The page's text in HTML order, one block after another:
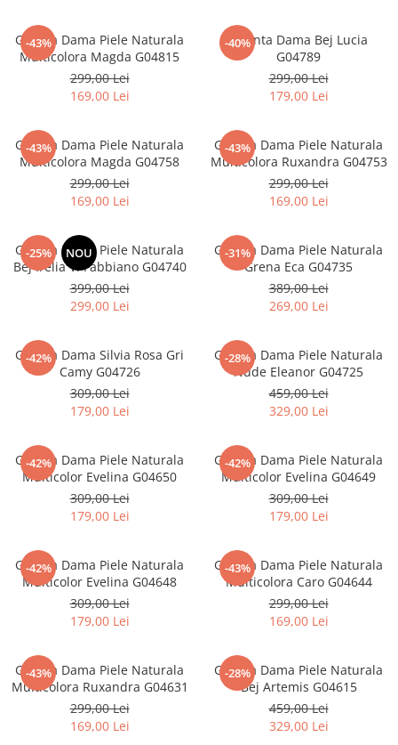
-43%
Geanta Dama Piele Naturala
Multicolora Magda G04815
299,00 Lei
169,00 Lei
-40%
Geanta Dama Bej Lucia
G04789
299,00 Lei
179,00 Lei
-43%
Geanta Dama Piele Naturala
Multicolora Magda G04758
299,00 Lei
169,00 Lei
-43%
Geanta Dama Piele Naturala
Multicolora Ruxandra G04753
299,00 Lei
169,00 Lei
-25% NOU
Geanta Dama Piele Naturala
Bej Irelia V. Fabbiano G04740
399,00 Lei
299,00 Lei
-31%
Geanta Dama Piele Naturala
Grena Eca G04735
389,00 Lei
269,00 Lei
-42%
Geanta Dama Silvia Rosa Gri
Camy G04726
309,00 Lei
179,00 Lei
-28%
Geanta Dama Piele Naturala
Nude Eleanor G04725
459,00 Lei
329,00 Lei
-42%
Geanta Dama Piele Naturala
Multicolor Evelina G04650
309,00 Lei
179,00 Lei
-42%
Geanta Dama Piele Naturala
Multicolor Evelina G04649
309,00 Lei
179,00 Lei
-42%
Geanta Dama Piele Naturala
Multicolor Evelina G04648
309,00 Lei
179,00 Lei
-43%
Geanta Dama Piele Naturala
Multicolora Caro G04644
299,00 Lei
169,00 Lei
-43%
Geanta Dama Piele Naturala
Multicolora Ruxandra G04631
299,00 Lei
169,00 Lei
-28%
Geanta Dama Piele Naturala
Bej Artemis G04615
459,00 Lei
329,00 Lei